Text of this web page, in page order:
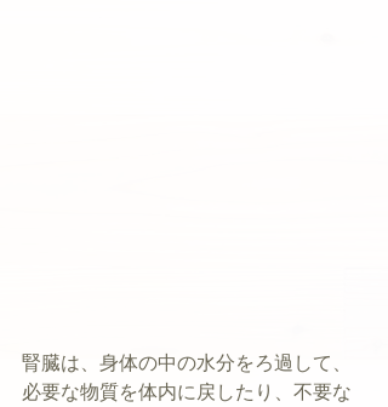
腎臓は、身体の中の水分をろ過して、
必要な物質を体内に戻したり、不要な